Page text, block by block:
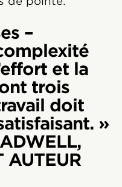
–
et la
trois
doit
»
AUTEUR